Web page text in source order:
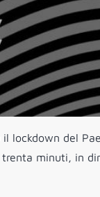
lockdown del
minuti, in